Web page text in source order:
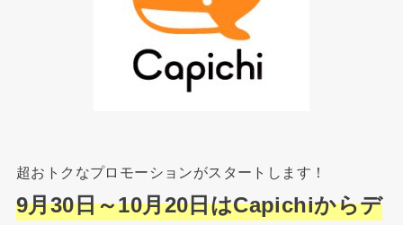
超おトクなプロモーションがスタートします！
9月30日～10月20日はCapichiからデ